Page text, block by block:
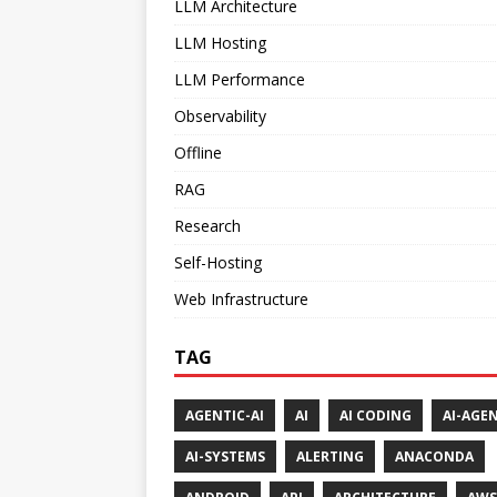
LLM Architecture
LLM Hosting
LLM Performance
Observability
Offline
RAG
Research
Self-Hosting
Web Infrastructure
TAG
AGENTIC-AI AI AI CODING AI-
AI-SYSTEMS ALERTING ANACONDA